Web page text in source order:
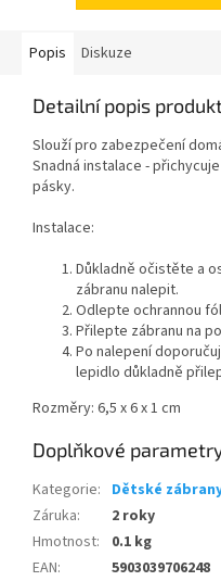
Popis Diskuze
Detailní popis
Slouží pro zabezpečení
Snadná instalace -
pásky.
Instalace:
Důkladně očistěte a
zábranu nalepit.
Odlepte ochrannou
Přilepte zábranu na
Po nalepení
lepidlo důkladně
Rozměry: 6,5 x 6 x 1 cm
Doplňkové
Kategorie: Dětské
Záruka:
2 roky
Hmotnost:
0.1 kg
EAN:
5903039706248